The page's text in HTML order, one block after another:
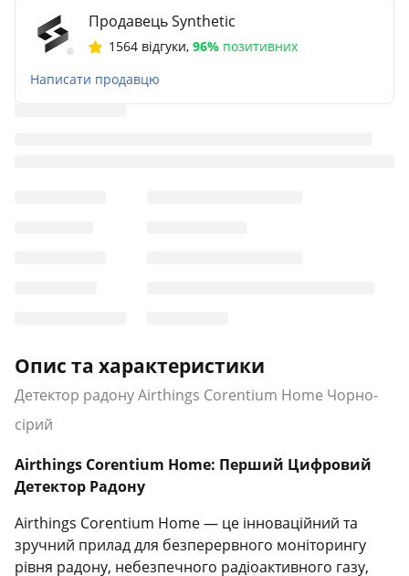
Продавець Synthetic
1564 відгуки, 96% позитивних
Написати продавцю
Опис та характеристики
Детектор радону Airthings Corentium Home Чорно-
сірий
Airthings Corentium Home: Перший Цифровий
Детектор Радону
Airthings Corentium Home — це інноваційний та
зручний прилад для безперервного моніторингу
рівня радону, небезпечного радіоактивного газу,